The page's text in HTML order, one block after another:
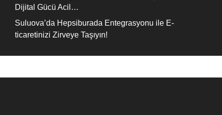
Dijital Gücü Acil…
Suluova’da Hepsiburada Entegrasyonu ile E-
ticaretinizi Zirveye Taşıyın!